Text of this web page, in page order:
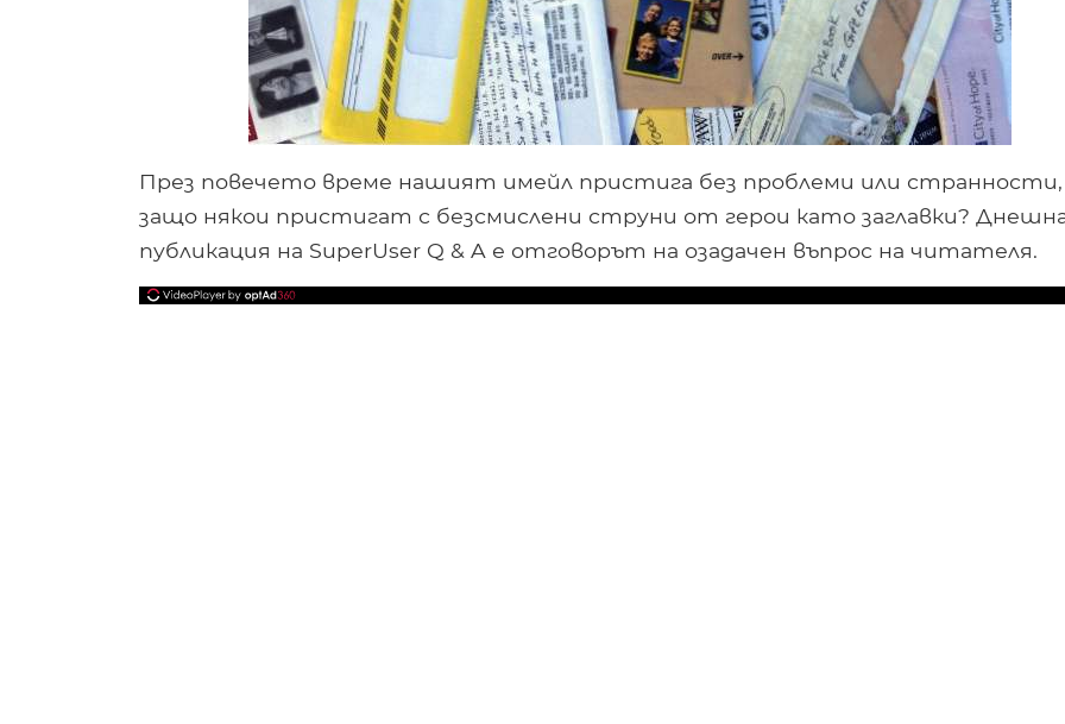
През повечето време нашият имейл пристига без проблеми или
защо някои пристигат с безсмислени струни от герои като заглавки?
публикация на SuperUser Q & A е отговорът на озадачен въпрос на читателя.